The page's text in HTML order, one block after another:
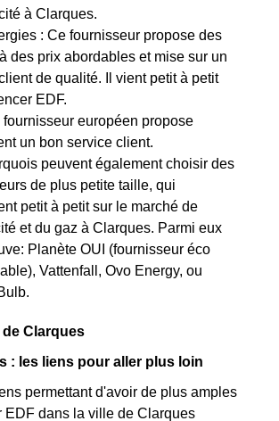
à Clarques.
: Ce fournisseur propose des
des prix abordables et mise sur un
de qualité. Il vient petit à petit
EDF.
fournisseur européen propose
un bon service client.
peuvent également choisir des
de plus petite taille, qui
petit à petit sur le marché de
et du gaz à Clarques. Parmi eux
Planète OUI (fournisseur éco
Vattenfall, Ovo Energy, ou
de Clarques
: les liens pour aller plus loin
permettant d'avoir de plus amples
EDF dans la ville de Clarques